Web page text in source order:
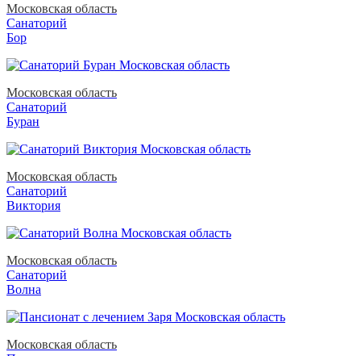
Московская область
Санаторий
Бор
Московская область
Санаторий
Буран
Московская область
Санаторий
Виктория
Московская область
Санаторий
Волна
Московская область